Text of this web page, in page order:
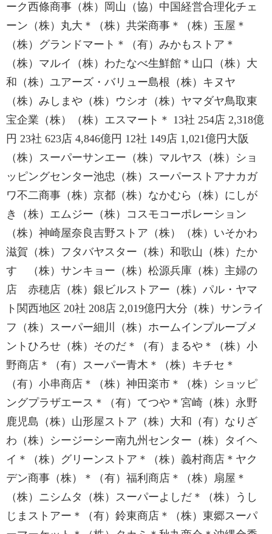
ーク西條商事（株）岡山（協）中国経営合理化チェ
ーン（株）丸大＊（株）共栄商事＊（株）玉屋＊
（株）グランドマート＊（有）みかもストア＊
（株）マルイ（株）わたなべ生鮮館＊山口（株）大
和（株）ユアーズ・バリュー島根（株）キヌヤ
（株）みしまや（株）ウシオ（株）ヤマダヤ鳥取東
宝企業（株）（株）エスマート＊ 13社 254店 2,318億
円 23社 623店 4,846億円 12社 149店 1,021億円大阪
（株）スーパーサンエー（株）マルヤス（株）ショ
ッピングセンター池忠（株）スーパーストアナカガ
ワ不二商事（株）京都（株）なかむら（株）にしが
き（株）エムジー（株）コスモコーポレーション
（株）神崎屋奈良吉野ストア（株）（株）いそかわ
滋賀（株）フタバヤスター（株）和歌山（株）たか
す （株）サンキョー（株）松源兵庫（株）主婦の
店 赤穂店（株）銀ビルストアー（株）パル・ヤマ
ト関西地区 20社 208店 2,019億円大分（株）サンライ
フ（株）スーパー細川（株）ホームインプルーブメ
ントひろせ（株）そのだ＊（有）まるや＊（株）小
野商店＊（有）スーパー青木＊（株）キチセ＊
（有）小串商店＊（株）神田楽市＊（株）ショッピ
ングプラザエース＊（有）てつや＊宮崎（株）永野
鹿児島（株）山形屋ストア（株）大和（有）なりざ
わ（株）シージーシー南九州センター（株）タイヘ
イ＊（株）グリーンストア＊（株）義村商店＊ヤク
デン商事（株）＊（有）福利商店＊（株）扇屋＊
（株）ニシムタ（株）スーパーよしだ＊（株）うし
じまストアー＊（有）鈴東商店＊（株）東郷スーパ